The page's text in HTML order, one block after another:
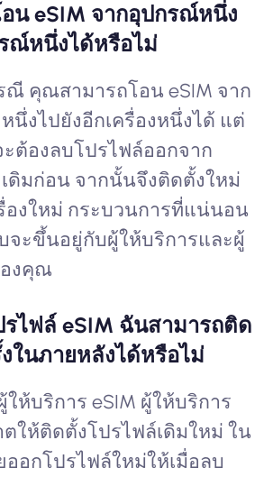
น eSIM จากอุปกรณ์หนึ่ง
ณ์หนึ่งได้หรือไม่
ณี คุณสามารถโอน eSIM จาก
นึ่งไปยังอีกเครื่องหนึ่งได้ แต่
ต้องลบโปรไฟล์ออกจาก
ดิมก่อน จากนั้นจึงติดตั้งใหม่
งใหม่ กระบวนการที่แน่นอน
จะขึ้นอยู่กับผู้ให้บริการและผู้
งคุณ
ไฟล์ eSIM ฉันสามารถติด
ในภายหลังได้หรือไม่
ห้บริการ eSIM ผู้ให้บริการ
ให้ติดตั้งโปรไฟล์เดิมใหม่ ใน
อกโปรไฟล์ใหม่ให้เมื่อลบ